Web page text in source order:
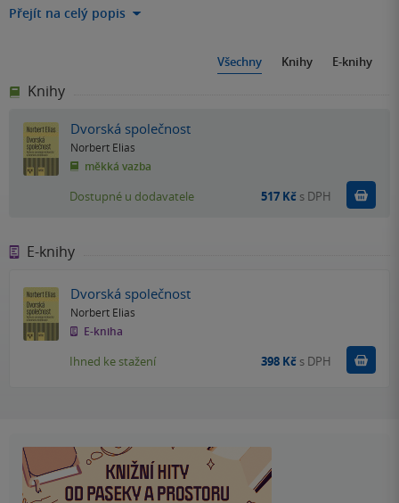
Přejít na celý popis
Všechny Knihy E-knihy
Knihy
Dvorská společnost
Norbert Elias
měkká vazba
Dostupné u dodavatele 517 Kč s DPH
E-knihy
Dvorská společnost
Norbert Elias
E-kniha
Ihned ke stažení 398 Kč s DPH Koupit